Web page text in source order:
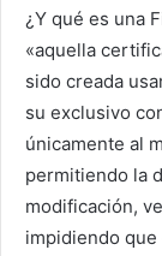
¿Y qué es una
«aquella
sido creada
su exclusivo
únicamente al
permitiendo la
modificación,
impidiendo